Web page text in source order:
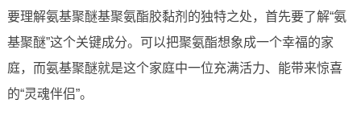
要理解氨基聚醚基聚氨酯胶黏剂的独特之处，首先要了解“氨
基聚醚”这个关键成分。可以把聚氨酯想象成一个幸福的家
庭，而氨基聚醚就是这个家庭中一位充满活力、能带来惊喜
的“灵魂伴侣”。